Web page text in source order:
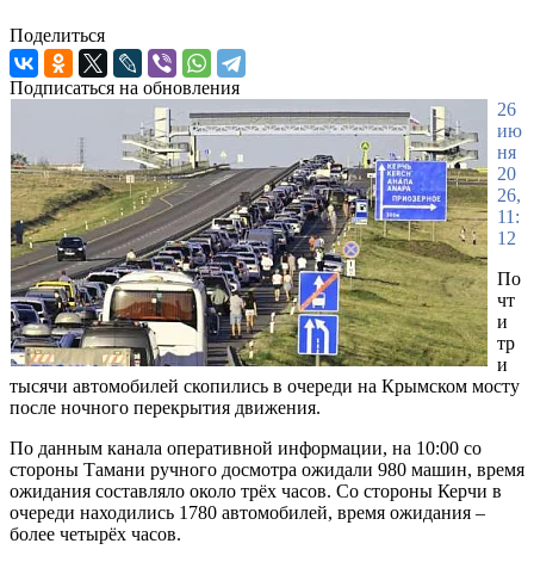
Поделиться
Подписаться на обновления
26
ию
ня
20
26,
11:
12
По
чт
и
тр
и
тысячи автомобилей скопились в очереди на Крымском мосту
после ночного перекрытия движения.
По данным канала оперативной информации, на 10:00 со
стороны Тамани ручного досмотра ожидали 980 машин, время
ожидания составляло около трёх часов. Со стороны Керчи в
очереди находились 1780 автомобилей, время ожидания –
более четырёх часов.